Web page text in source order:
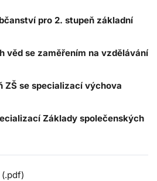
pro 2. stupeň základní
věd se zaměřením na vzdělávání
ZŠ se specializací výchova
Základy společenských